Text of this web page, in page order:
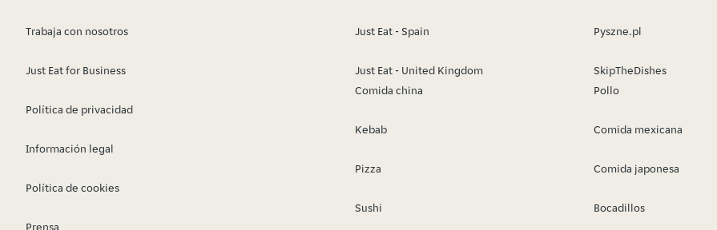
Trabaja con nosotros
Just Eat for Business
Política de privacidad
Información legal
Política de cookies
Prensa
Just Eat - Spain
Just Eat - United Kingdom
Pyszne.pl
SkipTheDishes
Comida china
Kebab
Pizza
Sushi
Pollo
Comida mexicana
Comida japonesa
Bocadillos